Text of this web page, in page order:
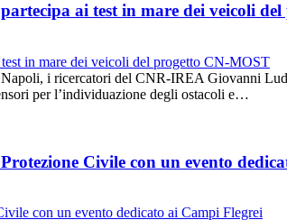
ai test in mare dei veicoli
i ricercatori del CNR-IREA Giovanni
per l’individuazione degli ostacoli e…
Civile con un evento